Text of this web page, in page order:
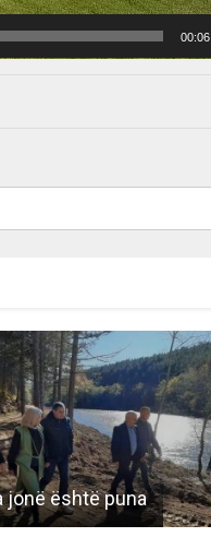
00:06
jonë është puna